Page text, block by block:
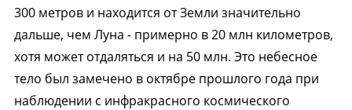
300 метров и находится от Земли значительно
дальше, чем Луна - примерно в 20 млн километров,
хотя может отдаляться и на 50 млн. Это небесное
тело был замечено в октябре прошлого года при
наблюдении с инфракрасного космического